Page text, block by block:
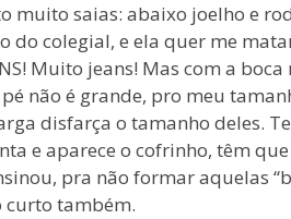
muito saias: abaixo joelho e
do colegial, e ela quer me
Muito jeans! Mas com a
não é grande, pro meu
disfarça o tamanho deles.
e aparece o cofrinho, têm
pra não formar aquelas
também.